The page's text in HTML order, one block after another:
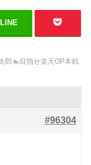
LINE
郎🏊目指せ楽天OP本戦
#96304